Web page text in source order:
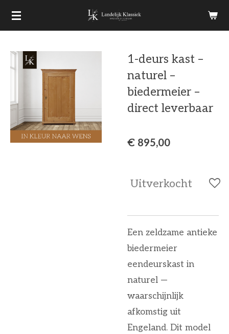
Ga
direct
hoofdinhoud
1-deurs kast –
naturel –
biedermeier –
direct leverbaar
€ 895,00
Uitverkocht
Een zeldzame antieke
biedermeier
eendeurskast in
naturel —
waarschijnlijk
afkomstig uit
Engeland. Dit model